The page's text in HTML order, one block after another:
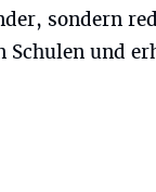
sondern
Schulen und